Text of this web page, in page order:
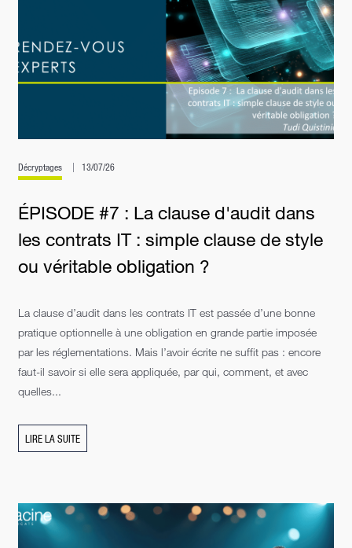
Décryptages 13/07/26
ÉPISODE #7 : La clause d'audit dans
les contrats IT : simple clause de style
ou véritable obligation ?
La clause d’audit dans les contrats IT est passée d’une bonne
pratique optionnelle à une obligation en grande partie imposée
par les réglementations. Mais l’avoir écrite ne suffit pas : encore
faut-il savoir si elle sera appliquée, par qui, comment, et avec
quelles...
LIRE LA SUITE